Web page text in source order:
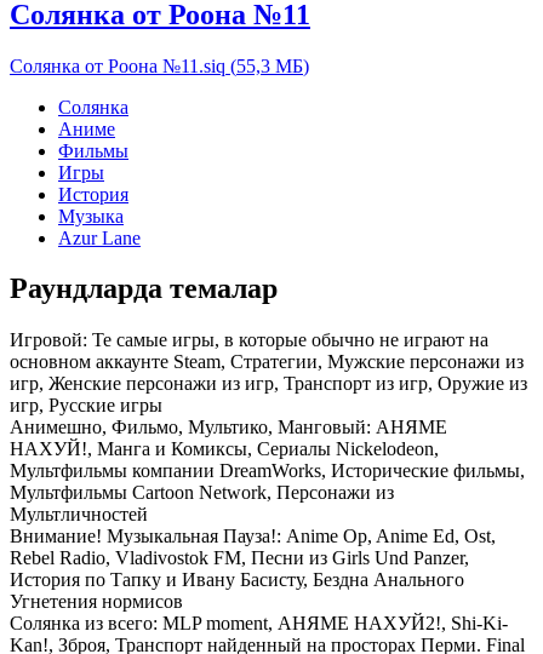
Солянка от Роона №11
Солянка от Роона №11.siq (55,3 МБ)
Солянка
Аниме
Фильмы
Игры
История
Музыка
Azur Lane
Раундларда темалар
Игровой: Те самые игры, в которые обычно не играют на
основном аккаунте Steam, Стратегии, Мужские персонажи из
игр, Женские персонажи из игр, Транспорт из игр, Оружие из
игр, Русские игры
Анимешно, Фильмо, Мультико, Манговый: АНЯМЕ
НАХУЙ!, Манга и Комиксы, Сериалы Nickelodeon,
Мультфильмы компании DreamWorks, Исторические фильмы,
Мультфильмы Сartoon Network, Персонажи из
Мультличностей
Внимание! Музыкальная Пауза!: Anime Op, Anime Ed, Ost,
Rebel Radio, Vladivostok FM, Песни из Girls Und Panzer,
История по Тапку и Ивану Басисту, Бездна Анального
Угнетения нормисов
Солянка из всего: MLP moment, АНЯМЕ НАХУЙ2!, Shi-Ki-
Kan!, Зброя, Транспорт найденный на просторах Перми. Final